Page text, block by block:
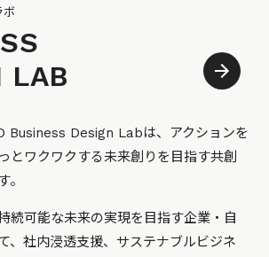
ボ
LAB
Business Design Labは、アクションを
とワクワクする未来創りを目指す共創
。
続可能な未来の実現を目指す企業・自
、社内浸透支援、サステナブルビジネ